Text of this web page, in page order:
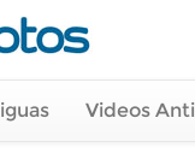
Videos